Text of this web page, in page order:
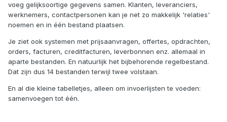
voeg gelijksoortige gegevens samen. Klanten, leveranciers,
werknemers, contactpersonen kan je net zo makkelijk 'relaties'
noemen en in één bestand plaatsen.
Je ziet ook systemen met prijsaanvragen, offertes, opdrachten,
orders, facturen, creditfacturen, leverbonnen enz. allemaal in
aparte bestanden. En natuurlijk het bijbehorende regelbestand.
Dat zijn dus 14 bestanden terwijl twee volstaan.
En al die kleine tabelletjes, alleen om invoerlijsten te voeden:
samenvoegen tot één.